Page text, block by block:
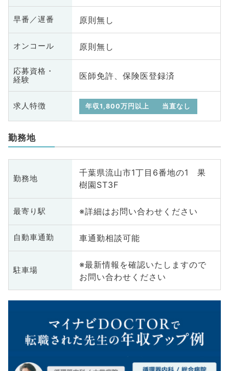
早番／遅番 原則無し
オンコール 原則無し
応募資格・
経験
医師免許、保険医登録済
求人特徴 年収1,800万円以上 当直なし
勤務地
勤務地
千葉県流山市1丁目6番地の1 果
樹園ST3F
最寄り駅 ※詳細はお問い合わせください
自動車通勤 車通勤相談可能
駐車場
※最新情報を確認いたしますので
お問い合わせください